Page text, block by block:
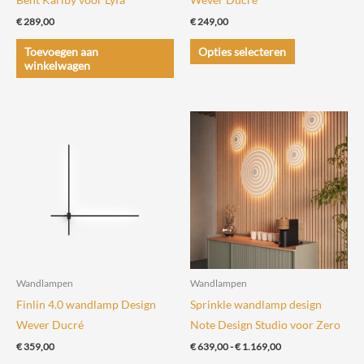
€289,00
Toevoegen aan
winkelwagen
€249,00
Opties selecteren
Dit
product
variaties.
Deze
optie
gekozen
worden
op
de
Wandlampen
Finlin 4.0 wandlamp Design
Wever Ducré
€359,00
Wandlampen
Sprinkle wandlamp design
Note Design Studio voor Zero
€639,00-€1.169,00Prijsklasse: